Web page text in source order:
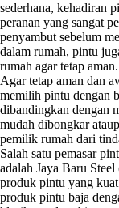
sederhana, kehadiran
peranan yang sangat
penyambut sebelum
dalam rumah, pintu
rumah agar tetap aman.
Agar tetap aman dan
memilih pintu dengan
dibandingkan dengan
mudah dibongkar
pemilik rumah dari
Salah satu pemasar
adalah Jaya Baru
produk pintu yang
produk pintu baja